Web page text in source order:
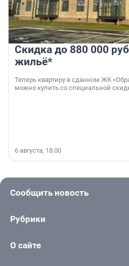
Скидка до 880 000
жильё*
Теперь квартиру в сданном ЖК
можно купить со специальной
6 августа, 18:00
Сообщить новость
Рубрики
О сайте